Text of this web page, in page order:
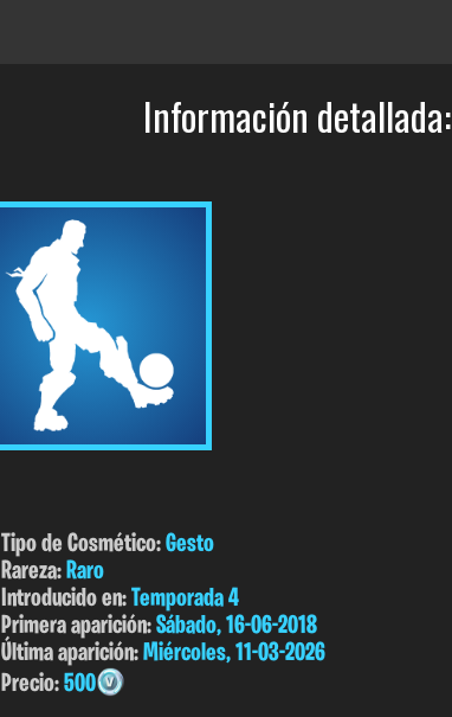
Información detallada:
Tipo de Cosmético:Gesto
Rareza:Raro
Introducido en:Temporada 4
Primera aparición:Sábado, 16-06-2018
Última aparición:Miércoles, 11-03-2026
Precio:500